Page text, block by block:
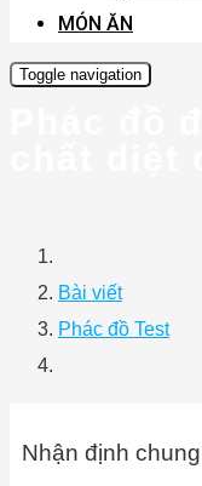
MÓN ĂN
Toggle navigation
Bài viết
Phác đồ Test
Nhận định chung